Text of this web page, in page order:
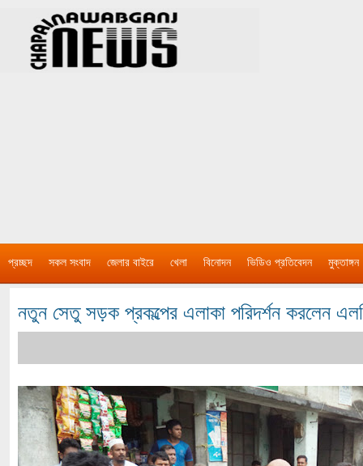
প্রচ্ছদ সকল সংবাদ জেলার বাইরে খেলা বিনোদন ভিডিও প্রতিবেদন মুক্তাঙ্গন
নতুন সেতু সড়ক প্রকল্পের এলাকা পরিদর্শন করলেন